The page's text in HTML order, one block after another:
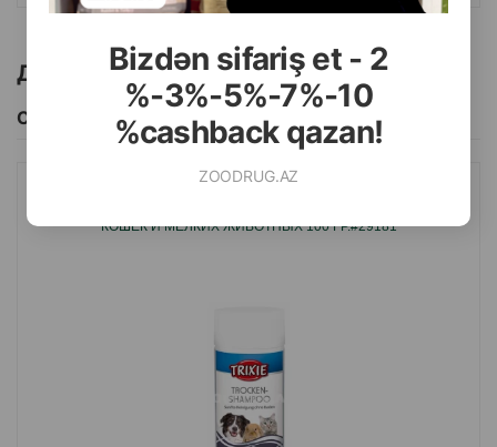
Bizdən sifariş et - 2
%-3%-5%-7%-10
%cashback qazan!
ZOODRUG.AZ
Другие товоры бренда
Смотреть Все
КОШЕК И МЕЛКИХ ЖИВОТНЫХ 100 ГР.#29181